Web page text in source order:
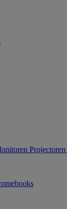
Projectoren